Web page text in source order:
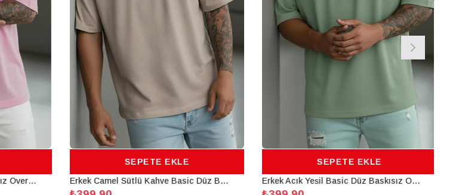
Erkek Pembe Basic Düz Baskısız Oversize Salas Boyfriend T-Shirt
SEPETE EKLE
Erkek Camel Sütlü Kahve Basic Düz Baskısız Oversize Salas Boyfriend T-Shirt
SEPETE EKLE
Erkek Açık Yeşil Basic Düz Baskısız Oversize Salas Boyfriend T-Shirt